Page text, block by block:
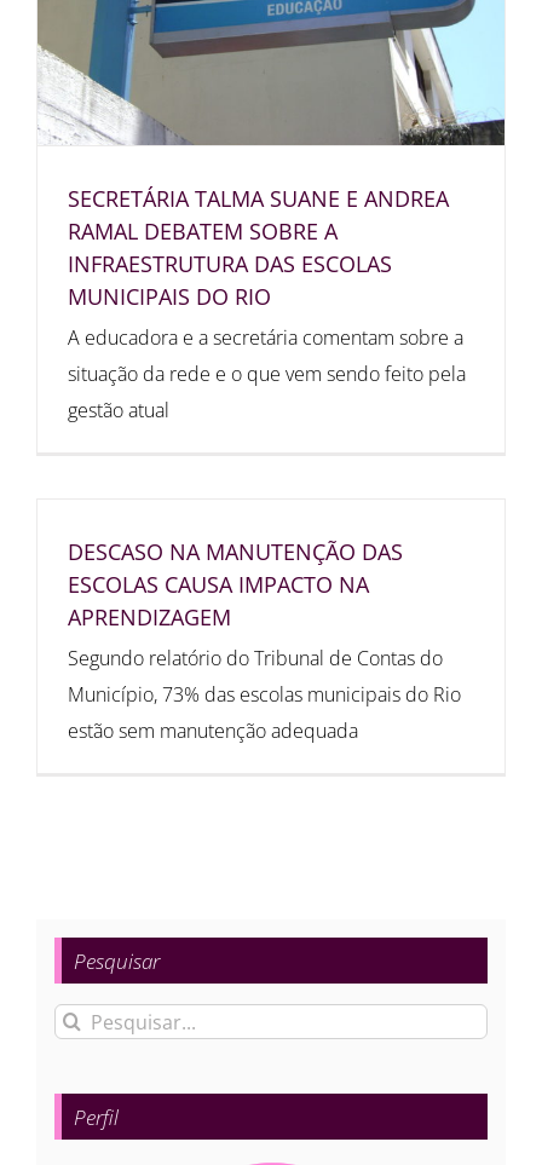
SECRETÁRIA TALMA SUANE E ANDREA
RAMAL DEBATEM SOBRE A
INFRAESTRUTURA DAS ESCOLAS
MUNICIPAIS DO RIO
A educadora e a secretária comentam sobre a
situação da rede e o que vem sendo feito pela
gestão atual
DESCASO NA MANUTENÇÃO DAS
ESCOLAS CAUSA IMPACTO NA
APRENDIZAGEM
Segundo relatório do Tribunal de Contas do
Município, 73% das escolas municipais do Rio
estão sem manutenção adequada
Pesquisar
Buscar
para:
Perfil